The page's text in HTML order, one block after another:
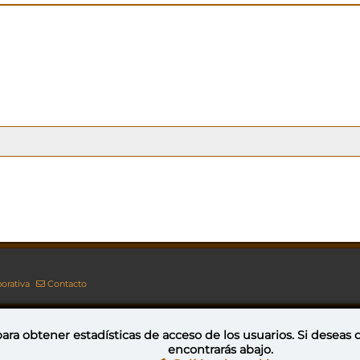
Contacto
Esta obra está bajo una licencia de Creative Commons Reconocimiento-NoComercial-CompartirIgual 4.0 Internacional
obtener estadísticas de acceso de los usuarios. Si deseas
encontrarás abajo.